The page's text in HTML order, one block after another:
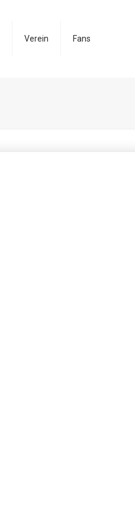
Verein Fans